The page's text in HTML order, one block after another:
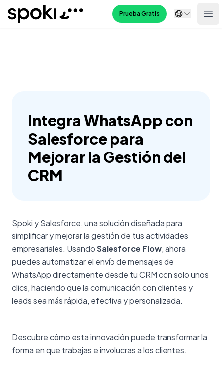
Spoki Prueba Gratis
Integra WhatsApp con
Salesforce para
Mejorar la Gestión del
CRM
Spoki y Salesforce, una solución diseñada para
simplificar y mejorar la gestión de tus actividades
empresariales. UsandoSalesforce Flow, ahora
puedes automatizar el envío de mensajes de
WhatsApp directamente desde tu CRM con solo unos
clics, haciendo que la comunicación con clientes y
leads sea más rápida, efectiva y personalizada.
Descubre cómo esta innovación puede transformar la
forma en que trabajas e involucras a los clientes.